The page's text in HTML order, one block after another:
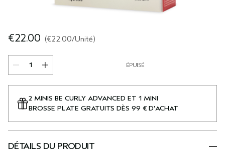
€22.00 €22.00/Unité
ÉPUISÉ
2 MINIS BE CURLY ADVANCED ET 1 MINI
BROSSE PLATE GRATUITS DÈS 99 € D'ACHAT
DÉTAILS DU PRODUIT